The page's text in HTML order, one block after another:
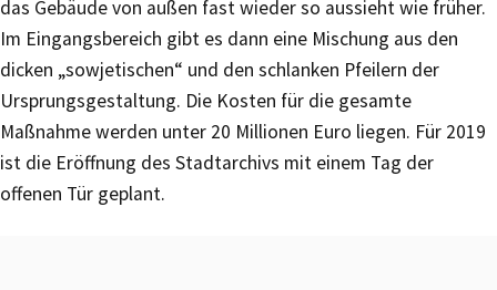
das Gebäude von außen fast wieder so aussieht wie früher.
Im Eingangsbereich gibt es dann eine Mischung aus den
dicken „sowjetischen“ und den schlanken Pfeilern der
Ursprungsgestaltung. Die Kosten für die gesamte
Maßnahme werden unter 20 Millionen Euro liegen. Für 2019
ist die Eröffnung des Stadtarchivs mit einem Tag der
offenen Tür geplant.